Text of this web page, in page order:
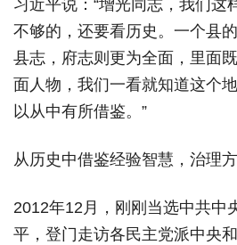
习近平说：“增光同志，我们这
不够的，还要看历史。一个县
县志，府志则更为全面，里面
面人物，我们一看就知道这个
以从中有所借鉴。”
从历史中借鉴经验智慧，治理方
2012年12月，刚刚当选中共中
平，登门走访各民主党派中央